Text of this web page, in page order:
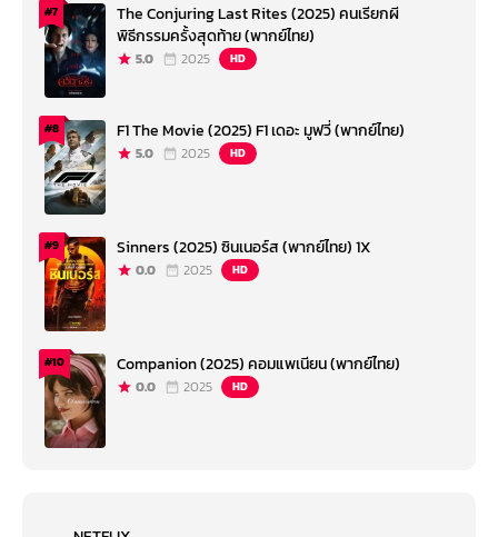
#7
The Conjuring Last Rites (2025) คนเรียกผี
พิธีกรรมครั้งสุดท้าย (พากย์ไทย)
5.0 2025 HD
#8 F1 The Movie (2025) F1 เดอะ มูฟวี่ (พากย์ไทย)
5.0 2025 HD
#9 Sinners (2025) ซินเนอร์ส (พากย์ไทย) 1X
0.0 2025 HD
#10 Companion (2025) คอมแพเนียน (พากย์ไทย)
0.0 2025 HD